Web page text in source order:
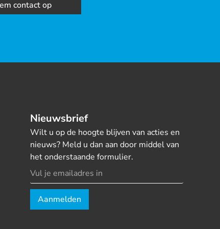
contact op
Nieuwsbrief
Wilt u op de hoogte blijven van acties en
nieuws? Meld u dan aan door middel van
het onderstaande formulier.
Aanmelden